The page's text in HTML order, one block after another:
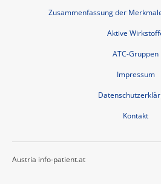
Zusammenfassung der
Aktive
ATC-Gruppen
Impressum
Kontakt
Austria info-patient.at